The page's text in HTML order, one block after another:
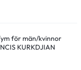
för män/kvinnor
KURKDJIAN